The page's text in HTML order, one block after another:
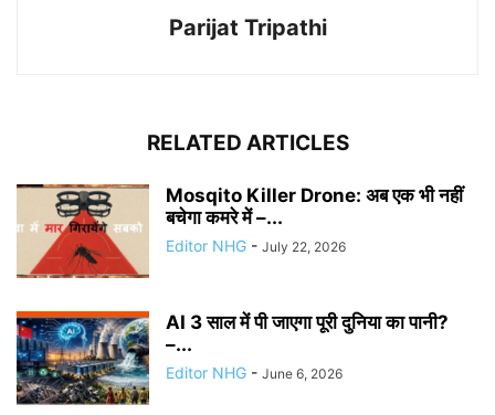
Parijat Tripathi
RELATED ARTICLES
Mosqito Killer Drone: अब एक भी नहीं
बचेगा कमरे में –...
Editor NHG - July 22, 2026
AI 3 साल में पी जाएगा पूरी दुनिया का पानी?
–...
Editor NHG - June 6, 2026